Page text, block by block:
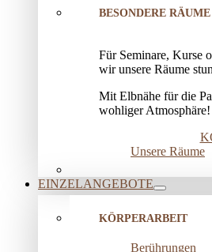
BESONDERE RÄUME
Für Seminare, Kurse
wir unsere Räume
Mit Elbnähe für die
wohliger Atmosphäre!
Unsere Räume
EINZELANGEBOTE
KÖRPERARBEIT
Berührungen